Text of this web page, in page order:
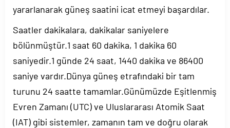
yararlanarak güneş saatini icat etmeyi başardılar.
Saatler dakikalara, dakikalar saniyelere
bölünmüştür.1 saat 60 dakika, 1 dakika 60
saniyedir.1 günde 24 saat, 1440 dakika ve 86400
saniye vardır.Dünya güneş etrafındaki bir tam
turunu 24 saatte tamamlar.Günümüzde Eşitlenmiş
Evren Zamanı (UTC) ve Uluslararası Atomik Saat
(IAT) gibi sistemler, zamanın tam ve doğru olarak